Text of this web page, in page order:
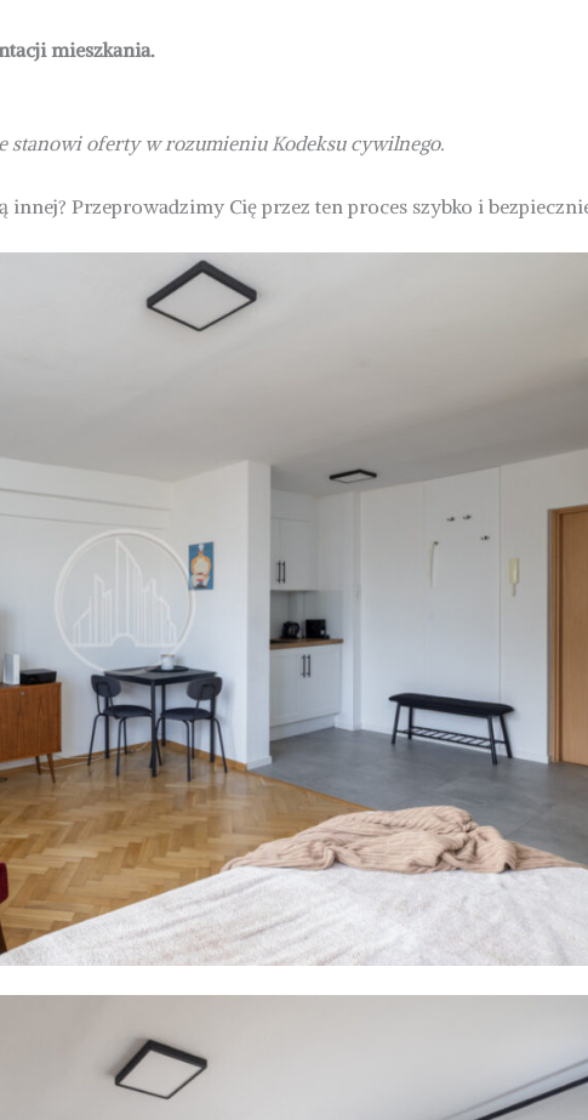
mieszkania.
oferty w rozumieniu Kodeksu cywilnego.
innej? Przeprowadzimy Cię przez ten proces szybko i